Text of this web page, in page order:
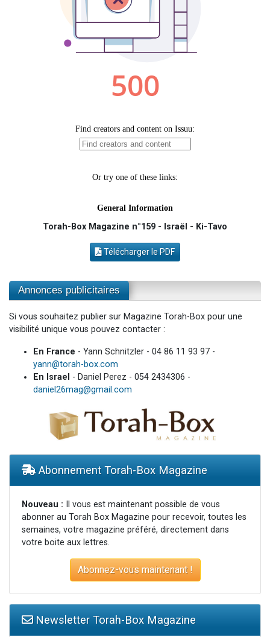
Il reste 49 places pour étudier en groupe sur Zoom
12 nouvelles musiques dans Torah-Box Music
16 personnes viennent de faire un don pour Diane, 80 ans, dans un appartement insalubre
Torah-Box Magazine n°159 - Israël - Ki-Tavo
Télécharger le PDF
Annonces publicitaires
Si vous souhaitez publier sur Magazine Torah-Box pour une
visibilité unique vous pouvez contacter :
En France - Yann Schnitzler - 04 86 11 93 97 -
yann@torah-box.com
En Israel - Daniel Perez - 054 2434306 -
daniel26mag@gmail.com
Abonnement Torah-Box Magazine
Nouveau : Il vous est maintenant possible de vous
abonner au Torah Box Magazine pour recevoir, toutes les
semaines, votre magazine préféré, directement dans
votre boite aux lettres.
Abonnez-vous maintenant !
Newsletter Torah-Box Magazine